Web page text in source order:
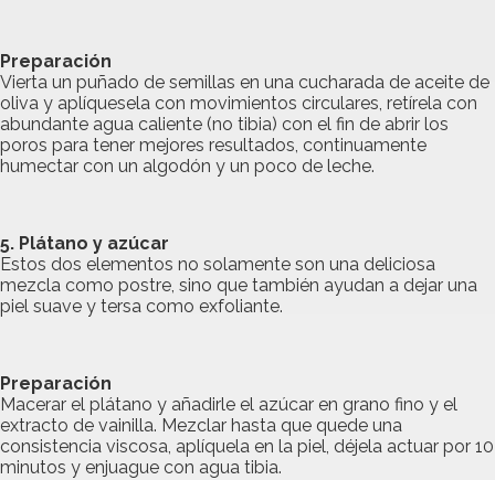
Preparación
Vierta un puñado de semillas en una cucharada de aceite de
oliva y aplíquesela con movimientos circulares, retírela con
abundante agua caliente (no tibia) con el fin de abrir los
poros para tener mejores resultados, continuamente
humectar con un algodón y un poco de leche.
5. Plátano y azúcar
Estos dos elementos no solamente son una deliciosa
mezcla como postre, sino que también ayudan a dejar una
piel suave y tersa como exfoliante.
Preparación
Macerar el plátano y añadirle el azúcar en grano fino y el
extracto de vainilla. Mezclar hasta que quede una
consistencia viscosa, aplíquela en la piel, déjela actuar por 10
minutos y enjuague con agua tibia.